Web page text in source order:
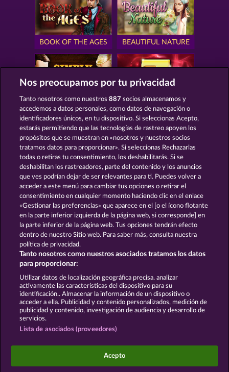
BOOK OF THE AGES BEAUTIFUL NATURE
GOLDEN EI OF
MOORHUHN
FOREVER
DIAMONDS
Ver todos los juegos
Términos y condiciones
Declaración de privacidad
Empresa
Enviar solicitud de desistimiento
Los juegos de casino social están pensados
exclusivamente para el ocio y no influyen en la
Nos preocupamos por tu privacidad
Tanto nosotros como nuestros887 socios almacenamos y
accedemos a datos personales, como datos de navegación o
identificadores únicos, en tu dispositivo. Si seleccionas Acepto,
estarás permitiendo que las tecnologías de rastreo apoyen los
propósitos que se muestran en «nosotros y nuestros socios
tratamos datos para proporcionar». Si seleccionas Rechazarlas
todas o retiras tu consentimiento, los deshabilitarás. Si se
deshabilitan los rastreadores, parte del contenido y los anuncios
que ves podrían dejar de ser relevantes para ti. Puedes volver a
acceder a este menú para cambiar tus opciones o retirar el
consentimiento en cualquier momento haciendo clic en el enlace
«Gestionar las preferencias» que aparece en el [o el ícono flotante
en la parte inferior izquierda de la página web, si corresponde] en
la parte inferior de la página web. Tus opciones tendrán efecto
dentro de nuestro Sitio web. Para saber más, consulta nuestra
política de privacidad.
Tanto nosotros como nuestros asociados tratamos los datos
para proporcionar:
Utilizar datos de localización geográfica precisa. analizar
activamente las características del dispositivo para su
identificación.. Almacenar la información de un dispositivo o
acceder a ella. Publicidad y contenido personalizados, medición de
publicidad y contenido, investigación de audiencia y desarrollo de
servicios.
Lista de asociados (proveedores)
Acepto